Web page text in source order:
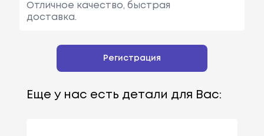
Отличное качество, быстрая
доставка.
Регистрация
Еще у нас есть детали для Вас: